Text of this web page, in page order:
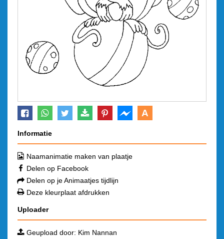
A
Informatie
Naamanimatie maken van plaatje
Delen op Facebook
Delen op je Animaatjes tijdlijn
Deze kleurplaat afdrukken
Uploader
Geupload door: Kim Nannan